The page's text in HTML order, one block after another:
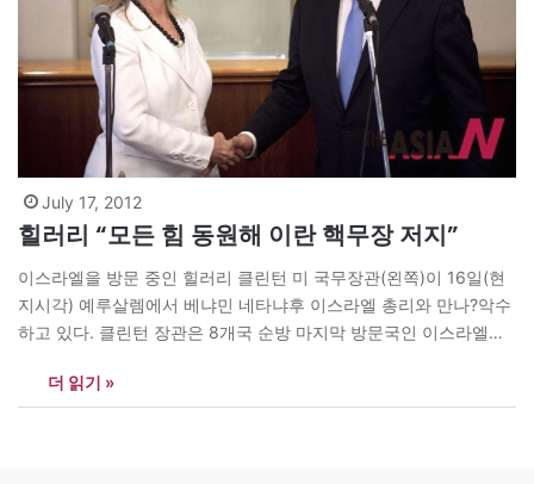
July 17, 2012
힐러리 “모든 힘 동원해 이란 핵무장 저지”
이스라엘을 방문 중인 힐러리 클린턴 미 국무장관(왼쪽)이 16일(현
지시각) 예루살렘에서 베냐민 네타냐후 이스라엘 총리와 만나?악수
하고 있다. 클린턴 장관은 8개국 순방 마지막 방문국인 이스라엘에
막을 것”이라고 밝혔다. <신화사/Abir Sultan>
news@theasian.asia
더 읽기 »